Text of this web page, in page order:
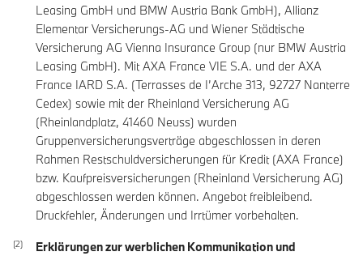
Leasing GmbH und BMW Austria Bank GmbH), Allianz
Elementar Versicherungs-AG und Wiener Städtische
Versicherung AG Vienna Insurance Group (nur BMW Austria
Leasing GmbH). Mit AXA France VIE S.A. und der AXA
France IARD S.A. (Terrasses de I’Arche 313, 92727 Nanterre
Cedex) sowie mit der Rheinland Versicherung AG
(Rheinlandplatz, 41460 Neuss) wurden
Gruppenversicherungsverträge abgeschlossen in deren
Rahmen Restschuldversicherungen für Kredit (AXA France)
bzw. Kaufpreisversicherungen (Rheinland Versicherung AG)
abgeschlossen werden können. Angebot freibleibend.
Druckfehler, Änderungen und Irrtümer vorbehalten.
Erklärungen zur werblichen Kommunikation und